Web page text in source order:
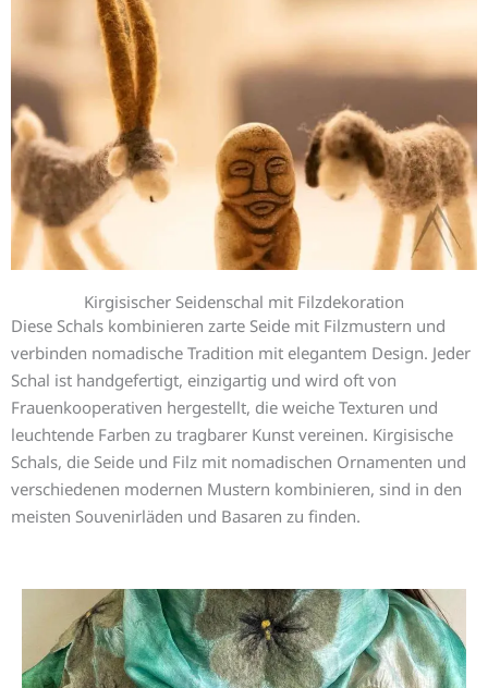
Kirgisischer Seidenschal mit Filzdekoration
Diese Schals kombinieren zarte Seide mit Filzmustern und
verbinden nomadische Tradition mit elegantem Design. Jeder
Schal ist handgefertigt, einzigartig und wird oft von
Frauenkooperativen hergestellt, die weiche Texturen und
leuchtende Farben zu tragbarer Kunst vereinen. Kirgisische
Schals, die Seide und Filz mit nomadischen Ornamenten und
verschiedenen modernen Mustern kombinieren, sind in den
meisten Souvenirläden und Basaren zu finden.